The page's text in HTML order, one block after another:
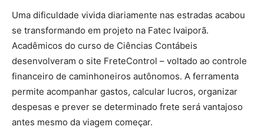
Uma dificuldade vivida diariamente nas estradas acabou
se transformando em projeto na Fatec Ivaiporã.
Acadêmicos do curso de Ciências Contábeis
desenvolveram o site FreteControl – voltado ao controle
financeiro de caminhoneiros autônomos. A ferramenta
permite acompanhar gastos, calcular lucros, organizar
despesas e prever se determinado frete será vantajoso
antes mesmo da viagem começar.